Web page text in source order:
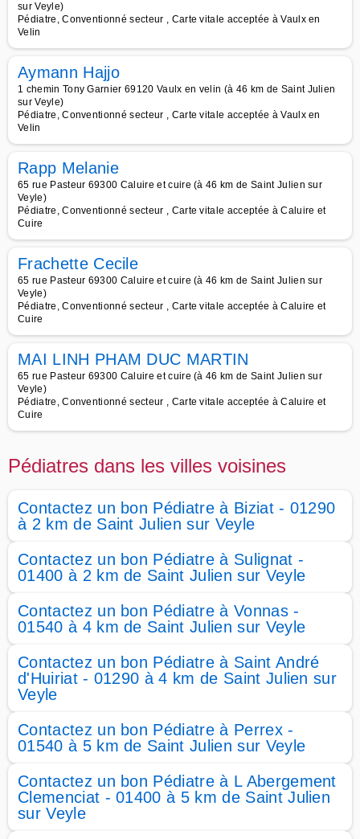
sur Veyle)
Pédiatre, Conventionné secteur , Carte vitale acceptée à Vaulx en
Velin
Aymann Hajjo
1 chemin Tony Garnier 69120 Vaulx en velin (à 46 km de Saint Julien
sur Veyle)
Pédiatre, Conventionné secteur , Carte vitale acceptée à Vaulx en
Velin
Rapp Melanie
65 rue Pasteur 69300 Caluire et cuire (à 46 km de Saint Julien sur
Veyle)
Pédiatre, Conventionné secteur , Carte vitale acceptée à Caluire et
Cuire
Frachette Cecile
65 rue Pasteur 69300 Caluire et cuire (à 46 km de Saint Julien sur
Veyle)
Pédiatre, Conventionné secteur , Carte vitale acceptée à Caluire et
Cuire
MAI LINH PHAM DUC MARTIN
65 rue Pasteur 69300 Caluire et cuire (à 46 km de Saint Julien sur
Veyle)
Pédiatre, Conventionné secteur , Carte vitale acceptée à Caluire et
Cuire
Pédiatres dans les villes voisines
Contactez un bon Pédiatre à Biziat - 01290
à 2 km de Saint Julien sur Veyle
Contactez un bon Pédiatre à Sulignat -
01400 à 2 km de Saint Julien sur Veyle
Contactez un bon Pédiatre à Vonnas -
01540 à 4 km de Saint Julien sur Veyle
Contactez un bon Pédiatre à Saint André
d'Huiriat - 01290 à 4 km de Saint Julien sur
Veyle
Contactez un bon Pédiatre à Perrex -
01540 à 5 km de Saint Julien sur Veyle
Contactez un bon Pédiatre à L Abergement
Clemenciat - 01400 à 5 km de Saint Julien
sur Veyle